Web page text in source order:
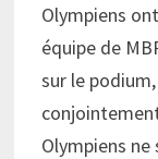
Olympiens
équipe de
sur le
Olympiens ne